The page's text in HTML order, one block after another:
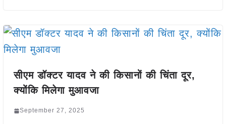
सीएम डॉक्टर यादव ने की किसानों की चिंता दूर,
क्योंकि मिलेगा मुआवजा
September 27, 2025